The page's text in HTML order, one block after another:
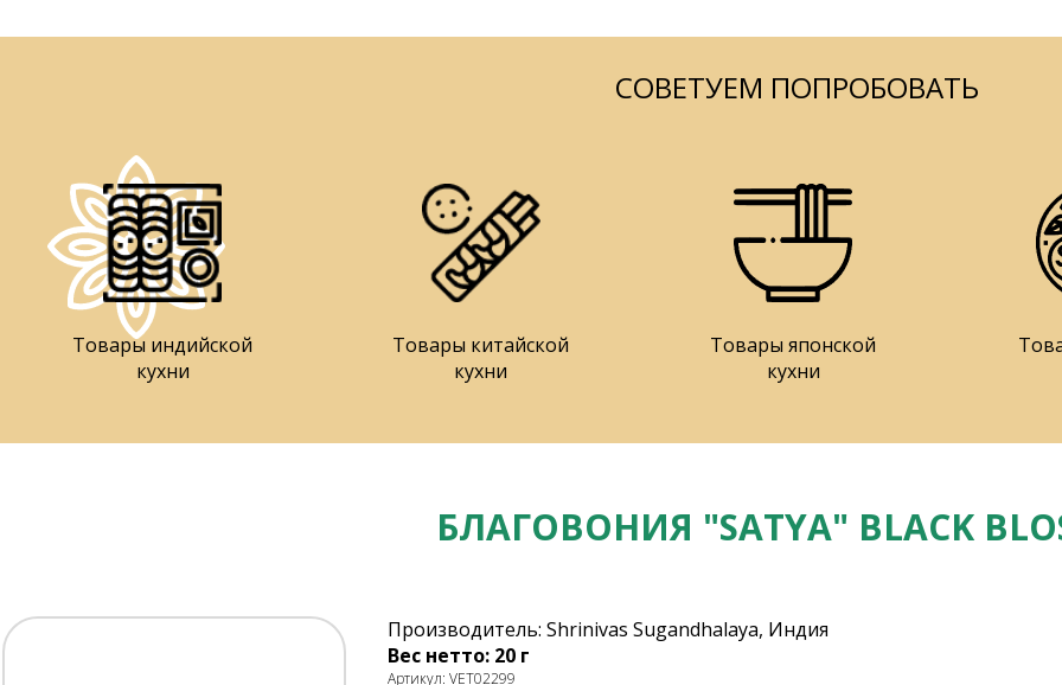
СОВЕТУЕМ ПОПРОБОВАТЬ
Товары индийской
кухни
Товары китайской
кухни
Товары японской
кухни
БЛАГОВОНИЯ "SATYA" BLACK
Производитель: Shrinivas Sugandhalaya, Индия
Вес нетто: 20 г
Артикул: VET02299